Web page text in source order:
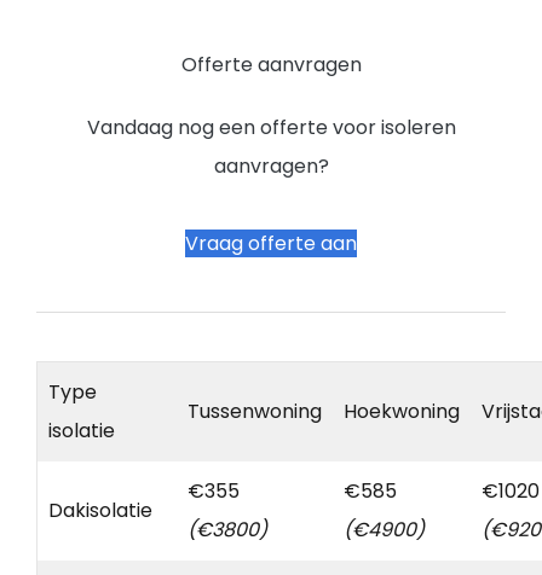
Offerte aanvragen
Vandaag nog een offerte voor isoleren
aanvragen?
Vraag offerte aan
Type
isolatie
Tussenwoning Hoekwoning
Dakisolatie
€355
(€3800)
€585
(€4900)
€1020